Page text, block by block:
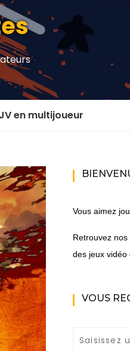
PC
PS4
PS5
en multijoueur
Vous aimez
Retrouvez
des jeux vidéo
VOUS